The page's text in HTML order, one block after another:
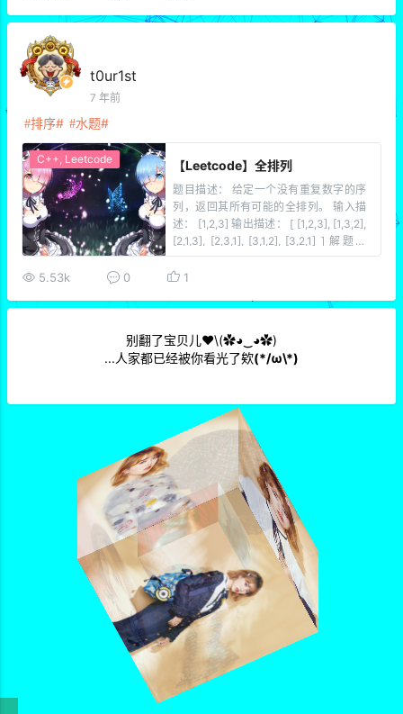
t0ur1st
7 年前
排序 水题
【Leetcode】全排列
题目描述： 给定一个没有重复数字的序
列，返回其所有可能的全排列。 输入描
述： [1,2,3] 输出描述： [ [1,2,3], [1,3,2],
[2,1,3], [2,3,1], [3,1,2], [3,2,1] ] 解题思
路： next_permutation就完事啦~ AC代
C++, Leetcode
5.53k 0 1
别翻了宝贝儿❤\(✿◕‿◕✿)
...人家都已经被你看光了欸(*/ω\*)